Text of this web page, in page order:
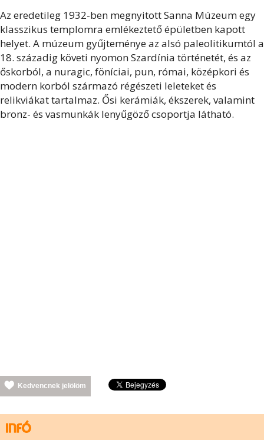
Az eredetileg 1932-ben megnyitott Sanna Múzeum egy
klasszikus templomra emlékeztető épületben kapott
helyet. A múzeum gyűjteménye az alsó paleolitikumtól a
18. századig követi nyomon Szardínia történetét, és az
őskorból, a nuragic, föníciai, pun, római, középkori és
modern korból származó régészeti leleteket és
relikviákat tartalmaz. Ősi kerámiák, ékszerek, valamint
bronz- és vasmunkák lenyűgöző csoportja látható.
Kedvencnek jelölöm